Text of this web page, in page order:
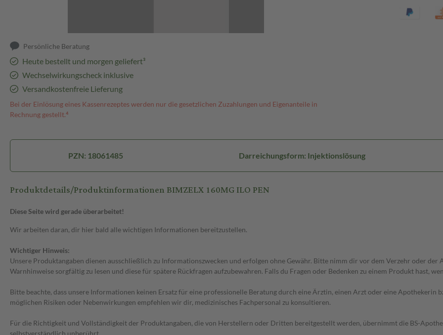
Persönliche Beratung
Heute bestellt und morgen geliefert³
Wechselwirkungscheck inklusive
Versandkostenfreie Lieferung
Bei der Einlösung eines Kassenrezeptes werden nur die gesetzlichen Zuzahlungen und Eigenanteile in
Rechnung gestellt.⁴
PZN: 18061485 Darreichungsform: Injektionslösung
Produktdetails/Produktinformationen BIMZELX 160MG ILO PEN
Diese Seite wird gerade überarbeitet!
Wir arbeiten daran, dir hier bald alle wichtigen Informationen bereitzustellen.
Wichtiger Hinweis:
Unsere Produktangaben dienen ausschließlich zu Informationszwecken und erfolgen ohne Gewähr. Bitte nimm dir vor dem Verzehr oder
Warnhinweise sorgfältig zu lesen und diese für spätere Rückfragen aufzubewahren. Falls du Fragen oder Bedenken zu einem Produkt hast,
Bitte beachte, dass unsere Informationen keinen Ersatz für eine professionelle Beratung durch eine Ärztin, einen Arzt oder eine Apothekerin
möglichen Risiken oder Nebenwirkungen empfehlen wir dir, medizinisches Fachpersonal zu konsultieren.
Für die Richtigkeit und Vollständigkeit der Produktangaben, die von Herstellern oder Dritten bereitgestellt werden, übernimmt die BS-
selbstverständlich unberührt.